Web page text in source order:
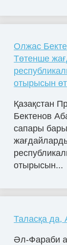
Олжас
Төтенше
отырысын
Қазақстан
Бектенов
сапары
отырысын...
Таласқа да,
Әл-Фараби